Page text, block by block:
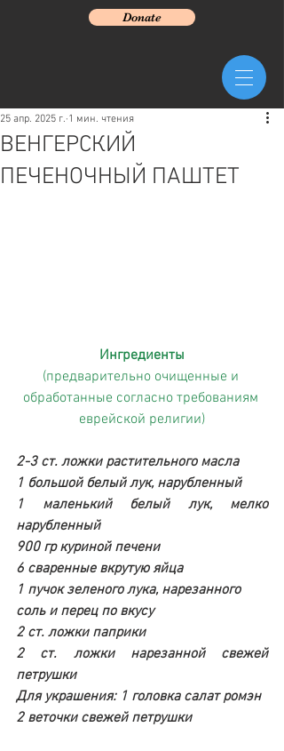
Donate
ВЕНГЕРСКИЙ
ПЕЧЕНОЧНЫЙ ПАШТЕТ
25 апр. 2025 г. 1 мин. чтения
Ингредиенты
(предварительно очищенные и
обработанные согласно требованиям
еврейской религии)
2-3 ст. ложки растительного масла
1 большой белый лук, нарубленный
1 маленький белый лук, мелко
нарубленный
900 гр куриной печени
6 сваренные вкрутую яйца
1 пучок зеленого лука, нарезанного
соль и перец по вкусу
2 ст. ложки паприки
2 ст. ложки нарезанной свежей
петрушки
Для украшения: 1 головка салат ромэн
2 веточки свежей петрушки